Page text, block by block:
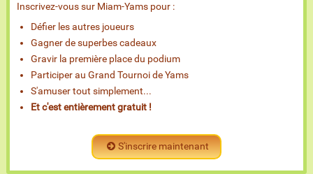
Inscrivez-vous sur Miam-Yams pour :
Défier les autres joueurs
Gagner de superbes cadeaux
Gravir la première place du podium
Participer au Grand Tournoi de Yams
S'amuser tout simplement...
Et c'est entièrement gratuit !
S'inscrire maintenant